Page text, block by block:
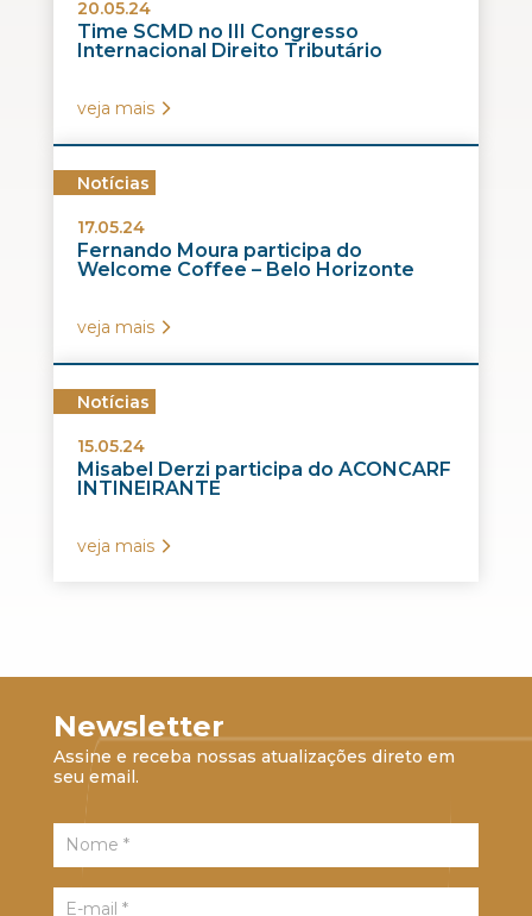
20.05.24
Time SCMD no III Congresso
Internacional Direito Tributário
veja mais
Notícias
17.05.24
Fernando Moura participa do
Welcome Coffee – Belo Horizonte
veja mais
Notícias
15.05.24
Misabel Derzi participa do ACONCARF
INTINEIRANTE
veja mais
Newsletter
Assine e receba nossas atualizações direto em
seu email.